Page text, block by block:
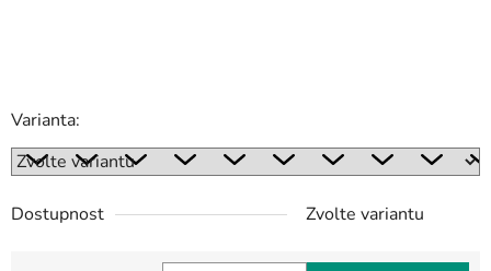
Varianta:
Dostupnost Zvolte variantu